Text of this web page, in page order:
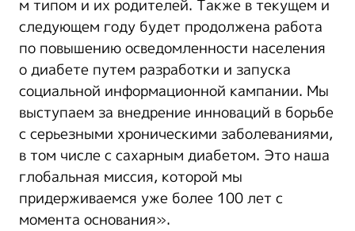
м типом и их родителей. Также в текущем и
следующем году будет продолжена работа
по повышению осведомленности населения
о диабете путем разработки и запуска
социальной информационной кампании. Мы
выступаем за внедрение инноваций в борьбе
с серьезными хроническими заболеваниями,
в том числе с сахарным диабетом. Это наша
глобальная миссия, которой мы
придерживаемся уже более 100 лет с
момента основания».